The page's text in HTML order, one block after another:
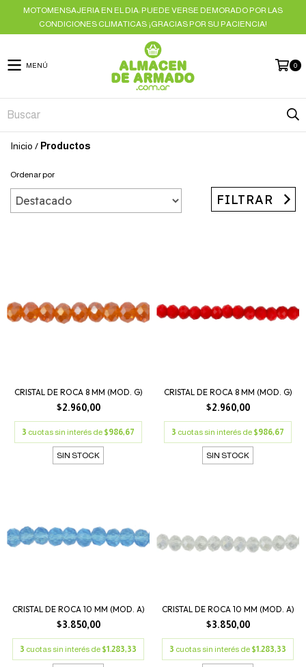
MOTOMENSAJERIA EN EL DIA: PUEDE VERSE DEMORADO POR LAS
CONDICIONES CLIMATICAS ¡GRACIAS POR SU PACIENCIA!
MENÚ 0
Inicio / Productos
Ordenar por
FILTRAR
CRISTAL DE ROCA 8 MM (MOD. G)
$2.960,00
3 cuotas sin interés de $986,67
SIN STOCK
CRISTAL DE ROCA 8 MM (MOD. G)
$2.960,00
3 cuotas sin interés de $986,67
SIN STOCK
CRISTAL DE ROCA 10 MM (MOD. A)
$3.850,00
3 cuotas sin interés de $1.283,33
CRISTAL DE ROCA 10 MM (MOD. A)
$3.850,00
3 cuotas sin interés de $1.283,33